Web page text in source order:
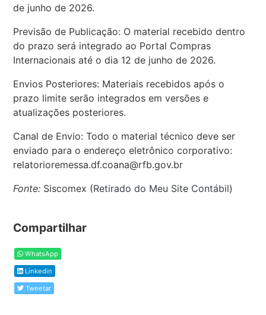
de junho de 2026.
Previsão de Publicação: O material recebido dentro
do prazo será integrado ao Portal Compras
Internacionais até o dia 12 de junho de 2026.
Envios Posteriores: Materiais recebidos após o
prazo limite serão integrados em versões e
atualizações posteriores.
Canal de Envio: Todo o material técnico deve ser
enviado para o endereço eletrônico corporativo:
relatorioremessa.df.coana@rfb.gov.br
Fonte: Siscomex (Retirado do Meu Site Contábil)
Compartilhar
WhatsApp
Linkedin
Tweetar